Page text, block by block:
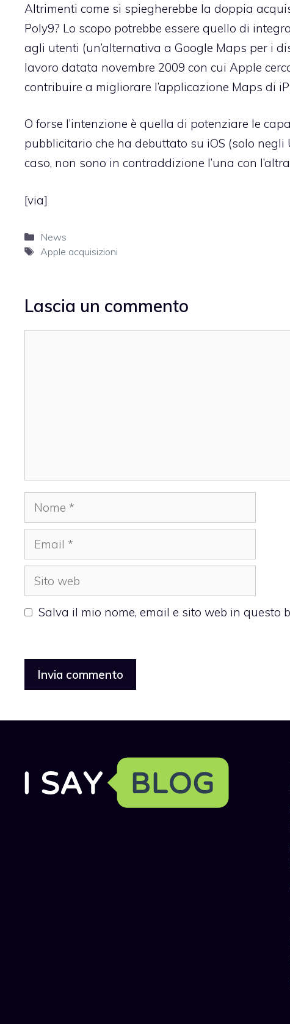
Altrimenti come si spiegherebbe la doppia
Poly9? Lo scopo potrebbe essere quello di
agli utenti (un’alternativa a Google Maps per i
lavoro datata novembre 2009 con cui Apple
contribuire a migliorare l’applicazione Maps di
O forse l’intenzione è quella di potenziare le
pubblicitario che ha debuttato su iOS (solo negli
caso, non sono in contraddizione l’una con
[via]
Categorie
News
Tag
Apple acquisizioni
Lascia un commento
Nome
Email
Sito
web
Salva il mio nome, email e sito web in questo